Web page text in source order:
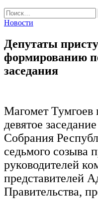
Найти:
Новости
Депутаты
формированию
заседания
Магомет Тумгоев
девятое
Собрания
седьмого созыва
руководителей
представителей
Правительства,